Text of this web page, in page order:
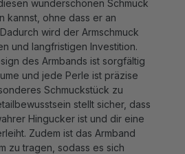
kannst, ohne dass er an
wird der Armschmuck
und langfristigen Investition.
des Armbands ist sorgfältig
und jede Perle ist präzise
Schmuckstück zu
stellt sicher, dass
Hingucker ist und dir eine
Zudem ist das Armband
zu tragen, sodass es sich
anschmiegt und